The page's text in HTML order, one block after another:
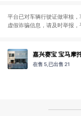
平台已对车辆行驶证做审核
虚假诈骗信息，请及时举报，
嘉兴赛宝 宝马摩
在售 5, 已出售 21